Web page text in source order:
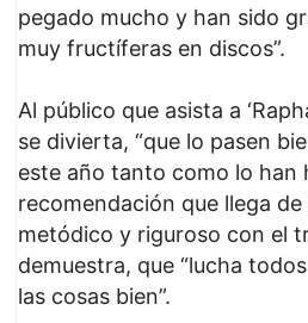
pegado mucho y han sido
muy fructíferas en discos”.
Al público que asista a
se divierta, “que lo pasen
este año tanto como lo han
recomendación que llega
metódico y riguroso con el
demuestra, que “lucha
las cosas bien”.